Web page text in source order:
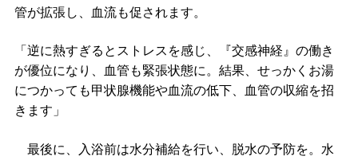
管が拡張し、血流も促されます。
「逆に熱すぎるとストレスを感じ、『交感神経』の働き
が優位になり、血管も緊張状態に。結果、せっかくお湯
につかっても甲状腺機能や血流の低下、血管の収縮を招
きます」
最後に、入浴前は水分補給を行い、脱水の予防を。水